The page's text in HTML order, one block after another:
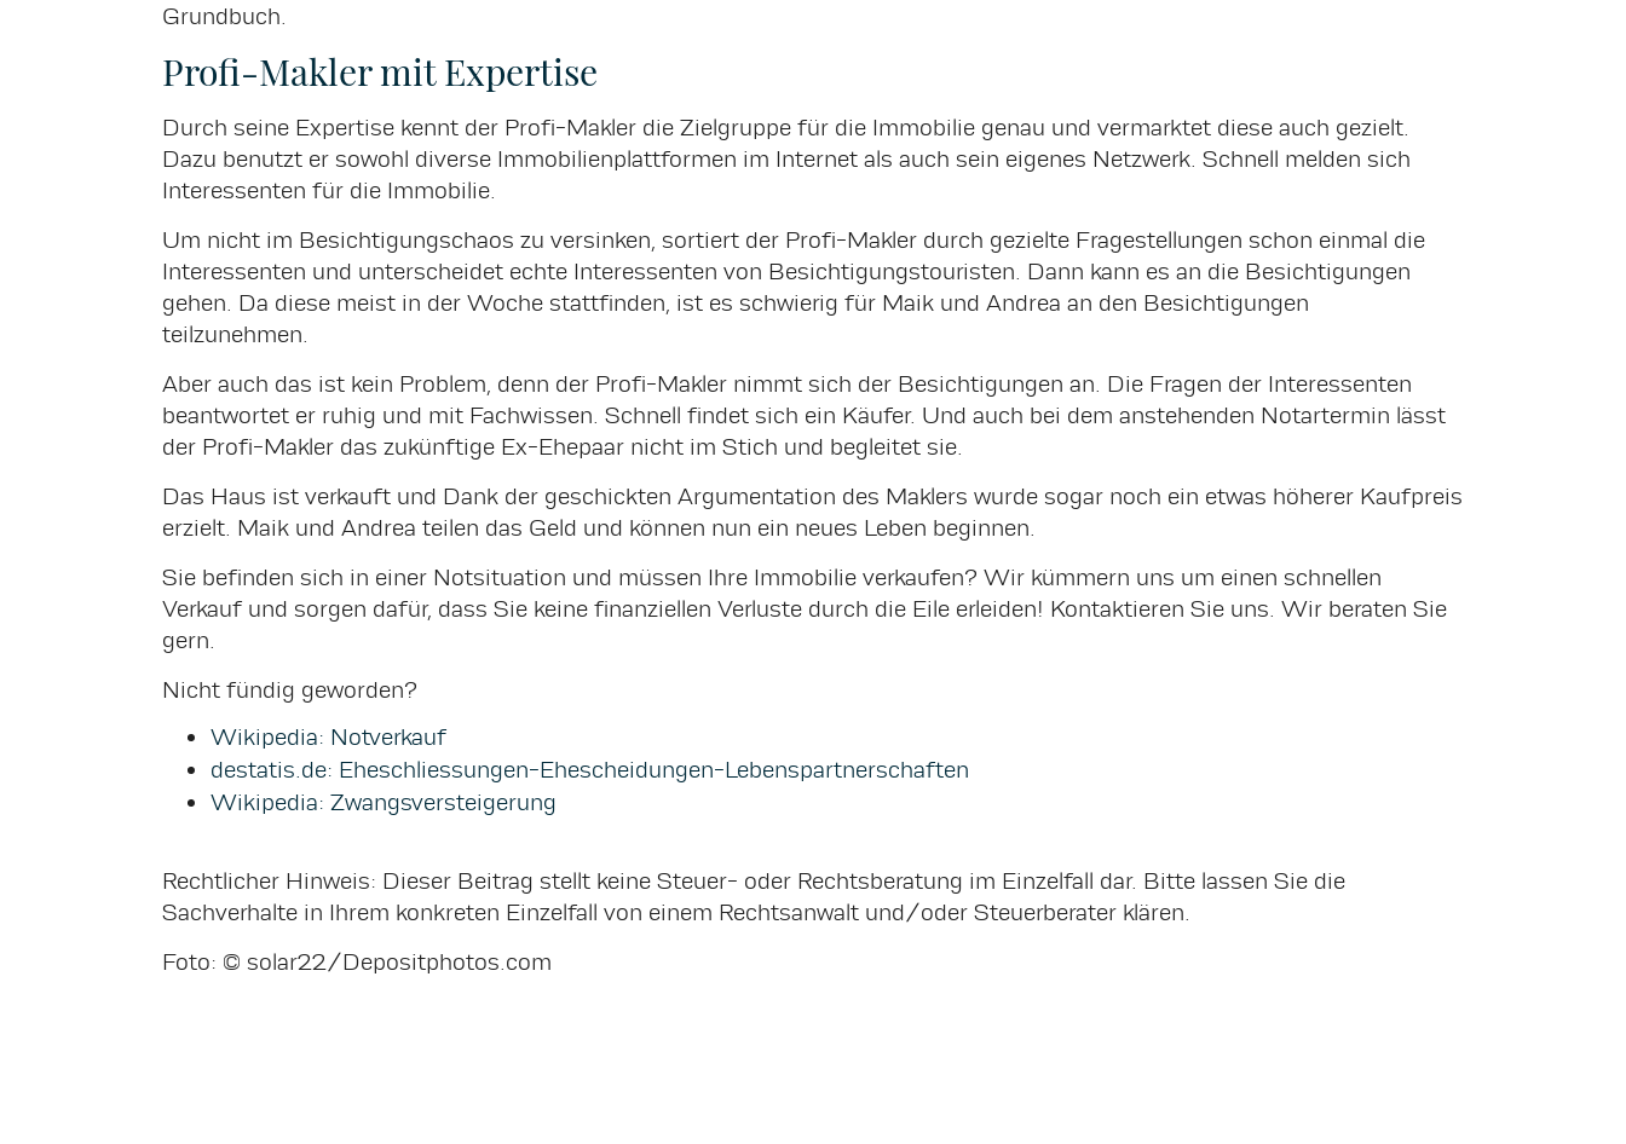
Grundbuch.
Profi-Makler mit Expertise
Durch seine Expertise kennt der Profi-Makler die Zielgruppe für die Immobilie genau und vermarktet diese auch gezielt.
Dazu benutzt er sowohl diverse Immobilienplattformen im Internet als auch sein eigenes Netzwerk. Schnell melden sich
Interessenten für die Immobilie.
Um nicht im Besichtigungschaos zu versinken, sortiert der Profi-Makler durch gezielte Fragestellungen schon einmal die
Interessenten und unterscheidet echte Interessenten von Besichtigungstouristen. Dann kann es an die Besichtigungen
gehen. Da diese meist in der Woche stattfinden, ist es schwierig für Maik und Andrea an den Besichtigungen
teilzunehmen.
Aber auch das ist kein Problem, denn der Profi-Makler nimmt sich der Besichtigungen an. Die Fragen der Interessenten
beantwortet er ruhig und mit Fachwissen. Schnell findet sich ein Käufer. Und auch bei dem anstehenden Notartermin lässt
der Profi-Makler das zukünftige Ex-Ehepaar nicht im Stich und begleitet sie.
Das Haus ist verkauft und Dank der geschickten Argumentation des Maklers wurde sogar noch ein etwas höherer Kaufpreis
erzielt. Maik und Andrea teilen das Geld und können nun ein neues Leben beginnen.
Sie befinden sich in einer Notsituation und müssen Ihre Immobilie verkaufen? Wir kümmern uns um einen schnellen
Verkauf und sorgen dafür, dass Sie keine finanziellen Verluste durch die Eile erleiden! Kontaktieren Sie uns. Wir beraten Sie
gern.
Nicht fündig geworden?
Wikipedia: Notverkauf
destatis.de: Eheschliessungen-Ehescheidungen-Lebenspartnerschaften
Wikipedia: Zwangsversteigerung
Rechtlicher Hinweis: Dieser Beitrag stellt keine Steuer- oder Rechtsberatung im Einzelfall dar. Bitte lassen Sie die
Sachverhalte in Ihrem konkreten Einzelfall von einem Rechtsanwalt und/oder Steuerberater klären.
Foto: © solar22/Depositphotos.com